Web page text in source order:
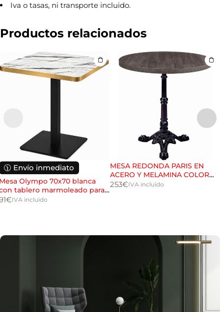
Iva o tasas, ni transporte incluido.
Productos relacionados
🕦 Envío inmediato
Olympo 70x70 blanca
tablero marmoleado para
€IVA incluido
MESA REDONDA PARIS EN
ACERO Y MELAMINA COLOR
ÉBANO
253€IVA incluido
o
i
o
c
o